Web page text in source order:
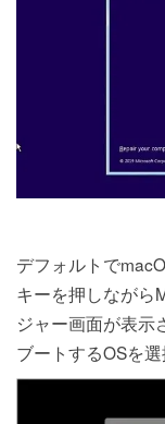
デフォルトで
キーを押しながら
ジャー画面が表示
ブートするOSを選